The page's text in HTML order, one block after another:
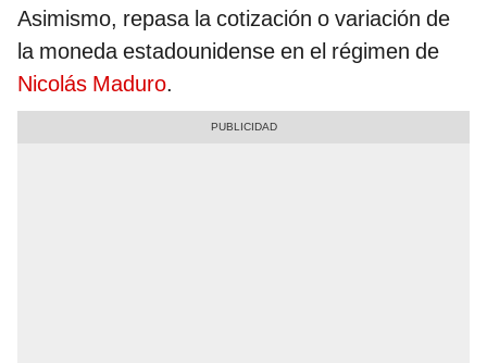
Asimismo, repasa la cotización o variación de
la moneda estadounidense en el régimen de
Nicolás Maduro.